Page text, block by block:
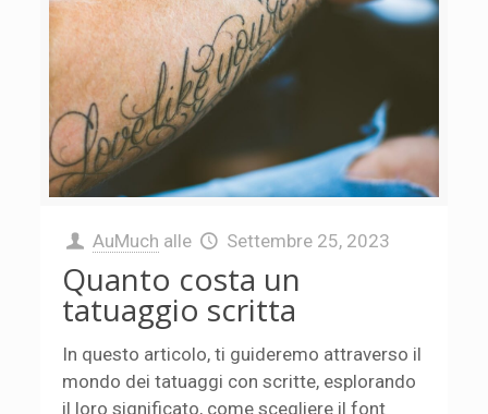
AuMuch alle Settembre 25, 2023
Quanto costa un
tatuaggio scritta
In questo articolo, ti guideremo attraverso il
mondo dei tatuaggi con scritte, esplorando
il loro significato, come scegliere il font